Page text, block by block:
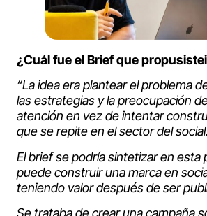
¿Cuál fue el Brief que
“La idea era plantear el problema
las estrategias y la preocupación
atención en vez de intentar
que se repite en el sector del social.
El brief se podría sintetizar en esta
puede construir una marca en
teniendo valor después de ser
Se trataba de crear una campaña